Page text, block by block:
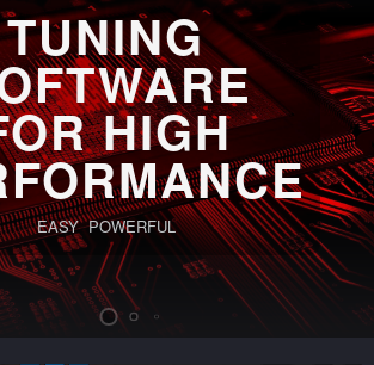
TUNING
HIGH
EASY POWERFUL